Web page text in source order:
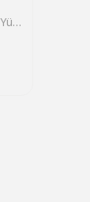
Eglo 901112 "FIORANA" 140,5 Cm Yüksekliğinde Çelik Köşe Lambası Lambader